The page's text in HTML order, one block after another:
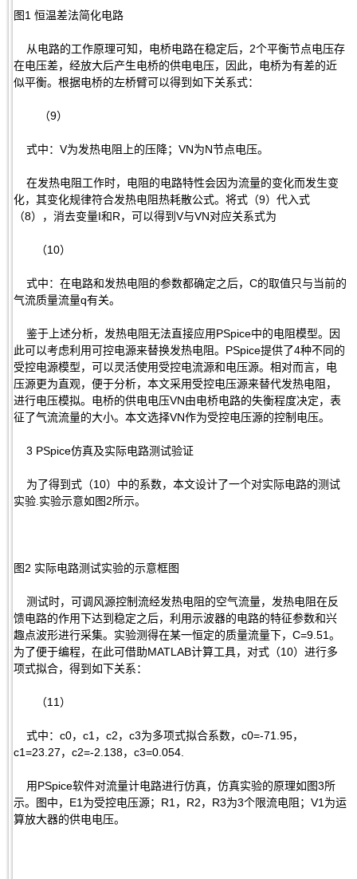
图1 恒温差法简化电路
从电路的工作原理可知，电桥电路在稳定后，2个平衡节点电压存
在电压差，经放大后产生电桥的供电电压，因此，电桥为有差的近
似平衡。根据电桥的左桥臂可以得到如下关系式：
（9）
式中：V为发热电阻上的压降；VN为N节点电压。
在发热电阻工作时，电阻的电路特性会因为流量的变化而发生变
化，其变化规律符合发热电阻热耗散公式。将式（9）代入式
（8），消去变量I和R，可以得到V与VN对应关系式为
（10）
式中：在电路和发热电阻的参数都确定之后，C的取值只与当前的
气流质量流量q有关。
鉴于上述分析，发热电阻无法直接应用PSpice中的电阻模型。因
此可以考虑利用可控电源来替换发热电阻。PSpice提供了4种不同的
受控电源模型，可以灵活使用受控电流源和电压源。相对而言，电
压源更为直观，便于分析，本文采用受控电压源来替代发热电阻，
进行电压模拟。电桥的供电电压VN由电桥电路的失衡程度决定，表
征了气流流量的大小。本文选择VN作为受控电压源的控制电压。
3 PSpice仿真及实际电路测试验证
为了得到式（10）中的系数，本文设计了一个对实际电路的测试
实验.实验示意如图2所示。
图2 实际电路测试实验的示意框图
测试时，可调风源控制流经发热电阻的空气流量，发热电阻在反
馈电路的作用下达到稳定之后，利用示波器的电路的特征参数和兴
趣点波形进行采集。实验测得在某一恒定的质量流量下，C=9.51。
为了便于编程，在此可借助MATLAB计算工具，对式（10）进行多
项式拟合，得到如下关系：
（11）
式中：c0，c1，c2，c3为多项式拟合系数，c0=-71.95，
c1=23.27，c2=-2.138，c3=0.054.
用PSpice软件对流量计电路进行仿真，仿真实验的原理如图3所
示。图中，E1为受控电压源；R1，R2，R3为3个限流电阻；V1为运
算放大器的供电电压。